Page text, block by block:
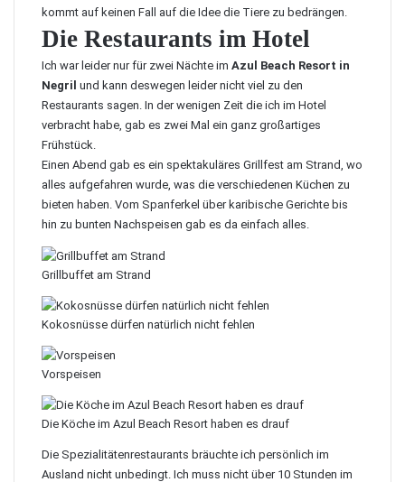
kommt auf keinen Fall auf die Idee die Tiere zu bedrängen.
Die Restaurants im Hotel
Ich war leider nur für zwei Nächte im Azul Beach Resort in
Negril und kann deswegen leider nicht viel zu den
Restaurants sagen. In der wenigen Zeit die ich im Hotel
verbracht habe, gab es zwei Mal ein ganz großartiges
Frühstück.
Einen Abend gab es ein spektakuläres Grillfest am Strand, wo
alles aufgefahren wurde, was die verschiedenen Küchen zu
bieten haben. Vom Spanferkel über karibische Gerichte bis
hin zu bunten Nachspeisen gab es da einfach alles.
Grillbuffet am Strand
Kokosnüsse dürfen natürlich nicht fehlen
Vorspeisen
Die Köche im Azul Beach Resort haben es drauf
Die Spezialitätenrestaurants bräuchte ich persönlich im
Ausland nicht unbedingt. Ich muss nicht über 10 Stunden im